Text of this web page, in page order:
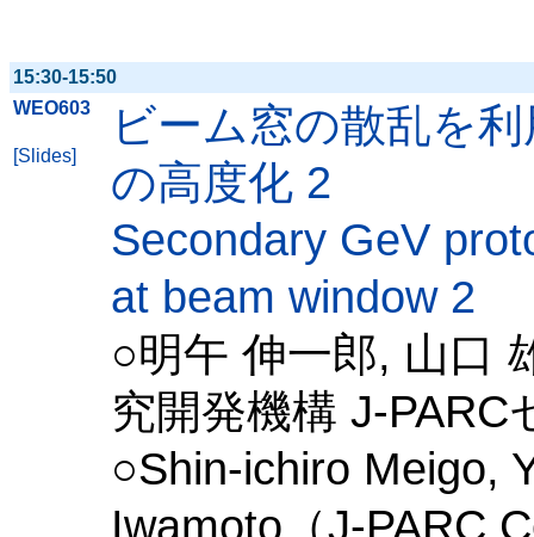
15:30-15:50
WEO603
[Slides]
ビーム窓の散乱を
の高度化 2
Secondary GeV
at beam window 2
○明午 伸一郎, 山口
究開発機構 J-PARC
○Shin-ichiro Meigo,
Iwamoto（J-PARC